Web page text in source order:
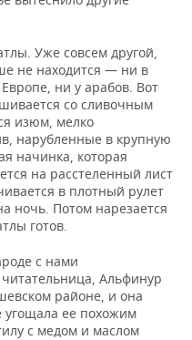
Уже совсем другой,
не находится — ни в
ни у арабов. Вот
со сливочным
изюм, мелко
нарубленные в крупную
начинка, которая
на расстеленный лист
в плотный рулет
ночь. Потом нарезается
готов.
с нами
Альфинур
районе, и она
угощала ее похожим
с медом и маслом